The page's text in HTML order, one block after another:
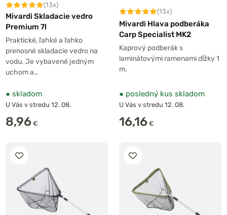
(13x)
Mivardi Skladacie vedro
Premium 7l
Praktické, ľahké a ľahko
prenosné skladacie vedro na
vodu. Je vybavené jedným
uchom a…
● skladom
U Vás v stredu 12. 08.
8,96 €
(13x)
Mivardi Hlava podberáka
Carp Specialist MK2
Kaprový podberák s
laminátovými ramenami dĺžky 1
m.
● posledný kus skladom
U Vás v stredu 12. 08.
16,16 €